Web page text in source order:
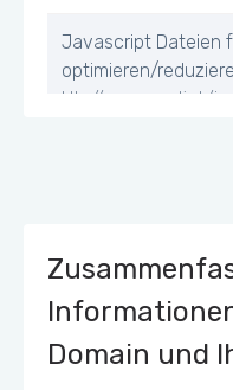
Javascript Dateien
optimieren/
http://www.accenti.ch/
http://tuscany-
us.s3.amazonaws.com/
e_start.jpg - 117.8KiB
http://tuscany-
us.s3.amazonaws.com/
de_start.jpg - 106.3KiB
Domain und